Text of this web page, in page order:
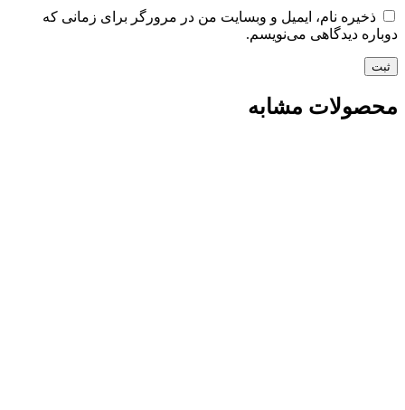
ذخیره نام، ایمیل و وبسایت من در مرورگر برای زمانی که
دوباره دیدگاهی می‌نویسم.
محصولات مشابه